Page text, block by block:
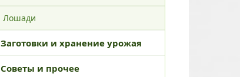
Лошади
Заготовки и хранение урожая
Советы и прочее